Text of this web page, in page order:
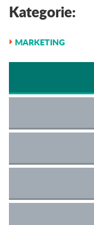
Kategorie:
MARKETING